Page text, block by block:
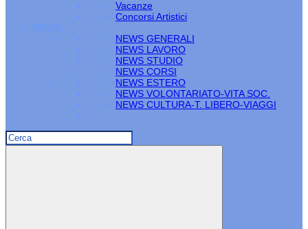
Vacanze
Concorsi Artistici
NEWS
NEWS GENERALI
NEWS LAVORO
NEWS STUDIO
NEWS CORSI
NEWS ESTERO
NEWS VOLONTARIATO-VITA SOC.
NEWS CULTURA-T. LIBERO-VIAGGI